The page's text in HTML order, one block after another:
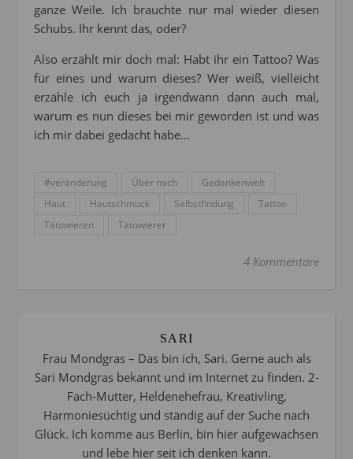
ganze Weile. Ich brauchte nur mal wieder diesen
Schubs. Ihr kennt das, oder?
Also erzählt mir doch mal: Habt ihr ein Tattoo? Was
für eines und warum dieses? Wer weiß, vielleicht
erzähle ich euch ja irgendwann dann auch mal,
warum es nun dieses bei mir geworden ist und was
ich mir dabei gedacht habe…
#veränderung Über mich
Gedankenwelt
Haut
Hautschmuck Selbstfindung
Tattoo
Tätowieren
Tätowierer
4 Kommentare
SARI
Frau Mondgras – Das bin ich, Sari. Gerne auch als
Sari Mondgras bekannt und im Internet zu finden. 2-
Fach-Mutter, Heldenehefrau, Kreativling,
Harmoniesüchtig und ständig auf der Suche nach
Glück. Ich komme aus Berlin, bin hier aufgewachsen
und lebe hier seit ich denken kann.